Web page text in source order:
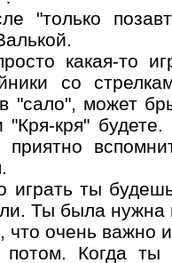
"только
какая-то
со
"сало", может
"Кря-кря"
приятно
играть ты
Ты была нужна
очень важно
потом. Когда